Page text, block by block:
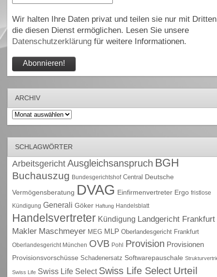
Wir halten Ihre Daten privat und teilen sie nur mit
die diesen Dienst ermöglichen. Lesen Sie unsere
Datenschutzerklärungfür weitere Informationen.
ARCHIV
Archiv
SCHLAGWÖRTER
Arbeitsgericht Ausgleichsanspruch BGH
Buchauszug Bundesgerichtshof Central Deutsche
Vermögensberatung DVAG Einfirmenvertreter Ergo fristlose
Kündigung Generali Göker Haftung Handelsblatt
Handelsvertreter Kündigung Landgericht Frankfurt
Makler Maschmeyer MEG MLP Oberlandesgericht Frankfurt
Oberlandesgericht München OVB Pohl Provision Provisionen
Provisionsvorschüsse Schadenersatz Softwarepauschale
Swiss Life Swiss Life Select Swiss Life Select Urteil